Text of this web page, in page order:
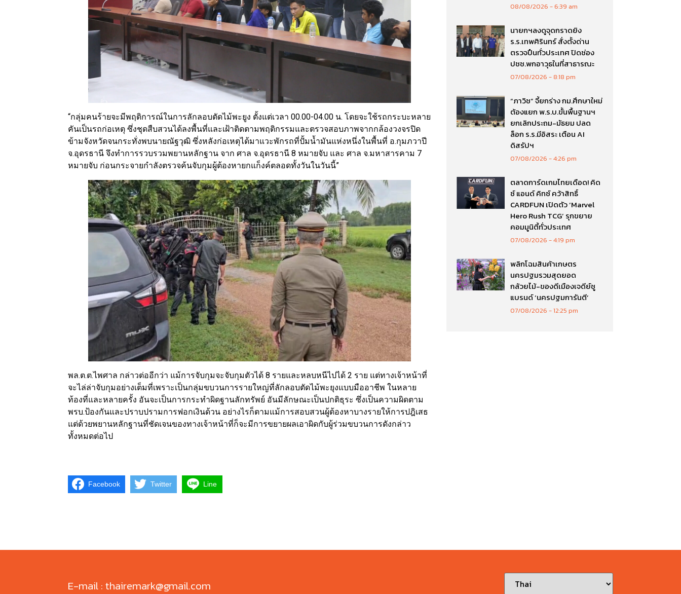
“กลุ่มคนร้ายจะมีพฤติการณ์ในการลักลอบตัดไม้พะยูง ตั้งแต่เวลา 00.00-04.00 น. โดยจะใช้รถกระบะหลาย
คันเป็นรถก่อเหตุ ซึ่งชุดสืบสวนได้ลงพื้นที่และเฝ้าติดตามพฤติกรรมและตรวจสอบภาพจากกล้องวงจรปิด
ข้ามจังหวัดจนกระทั่งพบนายณัฐวุฒิ ซึ่งหลังก่อเหตุได้มาแวะพักรถที่ปั้มน้ำมันแห่งหนึ่งในพื้นที่ อ.กุมภวาปี
จ.อุดรธานี จึงทำการรวบรวมพยานหลักฐาน จาก ศาล จ.อุดรธานี 8 หมายจับ และ ศาล จ.มหาสารคาม 7
หมายจับ ก่อนกระจายกำลังตรวจค้นจับกุมผู้ต้องหายกแก็งค์ตลอดทั้งวันในวันนี้”
พล.ต.ต.ไพศาล กล่าวต่ออีกว่า แม้การจับกุมจะจับกุมตัวได้ 8 รายและหลบหนีไปได้ 2 ราย แต่ทางเจ้าหน้าที่
จะไล่ล่าจับกุมอย่างเต็มที่เพราะเป็นกลุ่มขบวนการรายใหญ่ที่ลักลอบตัดไม้พะยุงแบบมืออาชีพ ในหลาย
ท้องที่และหลายครั้ง อันจะเป็นการกระทำผิดฐานลักทรัพย์ อันมีลักษณะเป็นปกติธุระ ซึ่งเป็นความผิดตาม
พรบ.ป้องกันและปราบปรามการฟอกเงินด้วน อย่างไรก็ตามแม้การสอบสวนผู้ต้องหาบางรายให้การปฎิเสธ
แต่ด้วยพยานหลักฐานที่ชัดเจนของทางเจ้าหน้าที่ก็จะมีการขยายผลเอาผิดกับผู้ร่วมขบวนการดังกล่าว
ทั้งหมดต่อไป
Facebook Twitter Line
08/08/2026 6:39 am
นายกฯลงดูจุดกราดยิง
ร.ร.เทพศิรินทร์ สั่งตั้งด่าน
ตรวจปืนทั่วประเทศ ปิดช่อง
ปชช.พกอาวุธในที่สาธารณะ
07/08/2026 8:18 pm
“ภาวิช” จี้ยกร่าง กม.ศึกษาใหม่
ต้องแยก พ.ร.บ.ขั้นพื้นฐานฯ
ยกเลิกประถม-มัธยม ปลด
ล็อก ร.ร.มีอิสระ เตือน AI
ดิสรัปฯ
07/08/2026 4:26 pm
ตลาดการ์ดเกมไทยเดือด! คิด
ซ์ แอนด์ คิทซ์ คว้าสิทธิ์
CARDFUN เปิดตัว ‘Marvel
Hero Rush TCG’ รุกขยาย
คอมมูนิตี้ทั่วประเทศ
07/08/2026 4:19 pm
พลิกโฉมสินค้าเกษตร
นครปฐมรวมสุดยอด
กล้วยไม้-ของดีเมืองเจดีย์ชู
แบรนด์ ‘นครปฐมการันตี’
07/08/2026 12:25 pm
E-mail : thairemark@gmail.com